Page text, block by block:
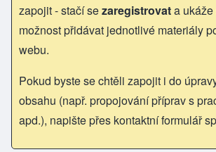
zapojit - stačí sezaregistrovata
možnost přidávat jednotlivé materiály
webu.
Pokud byste se chtěli zapojit i do
obsahu (např. propojování příprav s
apd.), napište přes kontaktní formulář